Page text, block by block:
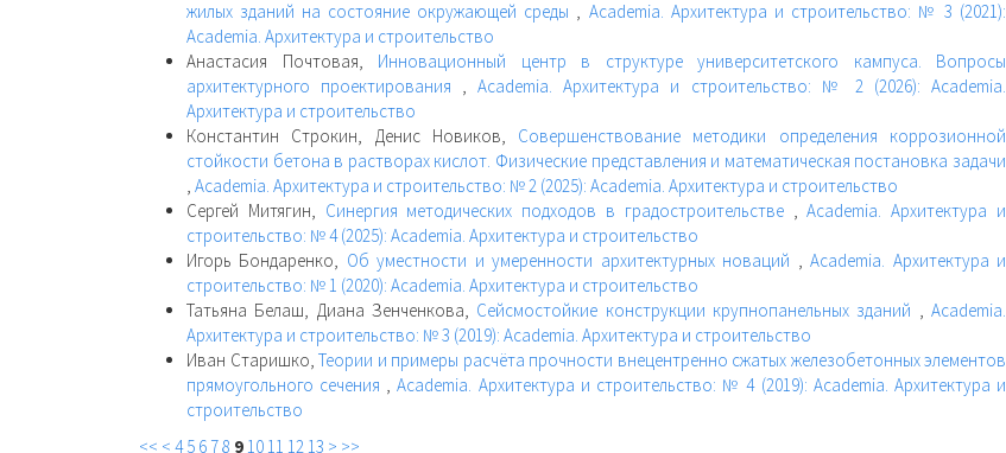
жилых зданий на состояние окружающей среды
Academia. Архитектура и строительство: № 3 (2021):
Academia. Архитектура и строительство
Анастасия Почтовая, Инновационный центр в структуре университетского кампуса. Вопросы
архитектурного проектирования
,Academia. Архитектура и строительство: № 2 (2026): Academia.
Архитектура и строительство
Константин Строкин, Денис Новиков, Совершенствование методики определения коррозионной
стойкости бетона в растворах кислот. Физические представления и математическая постановка задачи
Academia. Архитектура и строительство: № 2 (2025): Academia. Архитектура и строительство
Сергей Митягин, Синергия методических подходов в градостроительстве ,Academia. Архитектура и
строительство: № 4 (2025): Academia. Архитектура и строительство
Игорь Бондаренко, Об уместности и умеренности архитектурных новаций ,Academia. Архитектура и
строительство: № 1 (2020): Academia. Архитектура и строительство
Татьяна Белаш, Диана Зенченкова, Сейсмостойкие конструкции крупнопанельных зданий ,Academia.
Архитектура и строительство: № 3 (2019): Academia. Архитектура и строительство
Иван Старишко, Теории и примеры расчёта прочности внецентренно сжатых железобетонных элементов
прямоугольного сечения
,Academia. Архитектура и строительство: № 4 (2019): Academia. Архитектура и
строительство
<< < 4 5 6 78 9 10 11 12 13 > >>